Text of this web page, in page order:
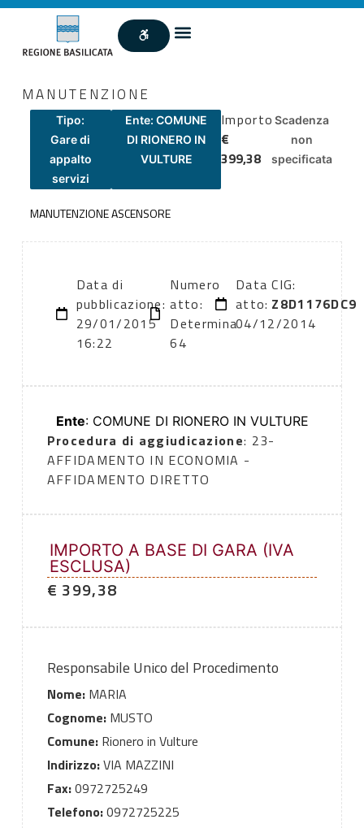
MANUTENZIONE
Tipo:
Gare di
appalto
servizi
Ente: COMUNE
DI RIONERO IN
VULTURE
Importo
€
399,38
Scadenza
non
specificata
MANUTENZIONE ASCENSORE
Data di
pubblicazione:
29/01/2015
16:22
Numero
atto:
Determina
64
Data
atto:
04/12/2014
CIG:
Z8D1176DC9
Ente: COMUNE DI RIONERO IN VULTURE
Procedura di aggiudicazione: 23-
AFFIDAMENTO IN ECONOMIA -
AFFIDAMENTO DIRETTO
IMPORTO A BASE DI GARA (IVA
ESCLUSA)
€ 399,38
Responsabile Unico del Procedimento
Nome:MARIA
Cognome:MUSTO
Comune:Rionero in Vulture
Indirizzo:VIA MAZZINI
Fax:0972725249
Telefono:0972725225